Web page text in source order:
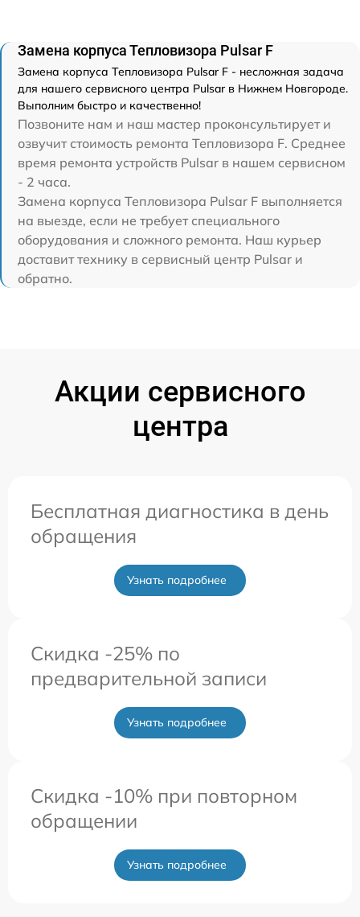
Замена корпуса Тепловизора Pulsar F
Замена корпуса Тепловизора Pulsar F - несложная задача
для нашего сервисного центра Pulsar в Нижнем Новгороде.
Выполним быстро и качественно!
Позвоните нам и наш мастер проконсультирует и
озвучит стоимость ремонта Тепловизора F. Среднее
время ремонта устройств Pulsar в нашем сервисном
- 2 часа.
Замена корпуса Тепловизора Pulsar F выполняется
на выезде, если не требует специального
оборудования и сложного ремонта. Наш курьер
доставит технику в сервисный центр Pulsar и
обратно.
Акции сервисного
центра
Бесплатная диагностика в день
обращения
Узнать подробнее
Скидка -25% по
предварительной записи
Узнать подробнее
Скидка -10% при повторном
обращении
Узнать подробнее